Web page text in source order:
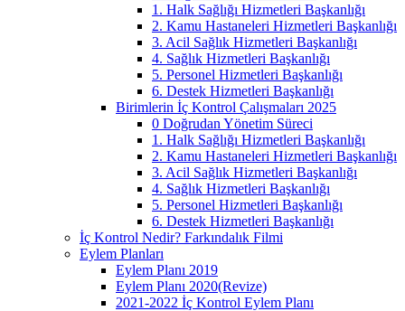
1. Halk Sağlığı Hizmetleri Başkanlığı
2. Kamu Hastaneleri Hizmetleri Başkanlığı
3. Acil Sağlık Hizmetleri Başkanlığı
4. Sağlık Hizmetleri Başkanlığı
5. Personel Hizmetleri Başkanlığı
6. Destek Hizmetleri Başkanlığı
Birimlerin İç Kontrol Çalışmaları 2025
0 Doğrudan Yönetim Süreci
1. Halk Sağlığı Hizmetleri Başkanlığı
2. Kamu Hastaneleri Hizmetleri Başkanlığı
3. Acil Sağlık Hizmetleri Başkanlığı
4. Sağlık Hizmetleri Başkanlığı
5. Personel Hizmetleri Başkanlığı
6. Destek Hizmetleri Başkanlığı
İç Kontrol Nedir? Farkındalık Filmi
Eylem Planları
Eylem Planı 2019
Eylem Planı 2020(Revize)
2021-2022 İç Kontrol Eylem Planı